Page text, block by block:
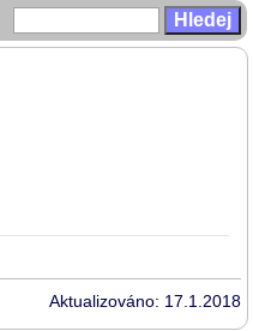
Aktualizováno: 17.1.2018